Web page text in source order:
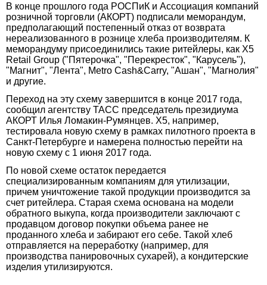
В конце прошлого года РОСПиК и Ассоциация компаний
розничной торговли (АКОРТ) подписали меморандум,
предполагающий постепенный отказ от возврата
нереализованного в рознице хлеба производителям. К
меморандуму присоединились такие ритейлеры, как X5
Retail Group ("Пятерочка", "Перекресток", "Карусель"),
"Магнит", "Лента", Metro Cash&Carry, "Ашан", "Магнолия"
и другие.
Переход на эту схему завершится в конце 2017 года,
сообщил агентству ТАСС председатель президиума
АКОРТ Илья Ломакин-Румянцев. X5, например,
тестировала новую схему в рамках пилотного проекта в
Санкт-Петербурге и намерена полностью перейти на
новую схему с 1 июня 2017 года.
По новой схеме остаток передается
специализированным компаниям для утилизации,
причем уничтожение такой продукции производится за
счет ритейлера. Старая схема основана на модели
обратного выкупа, когда производители заключают с
продавцом договор покупки объема ранее не
проданного хлеба и забирают его себе. Такой хлеб
отправляется на переработку (например, для
производства панировочных сухарей), а кондитерские
изделия утилизируются.